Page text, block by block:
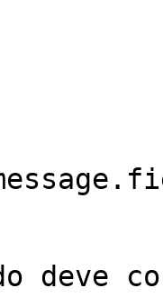
deve